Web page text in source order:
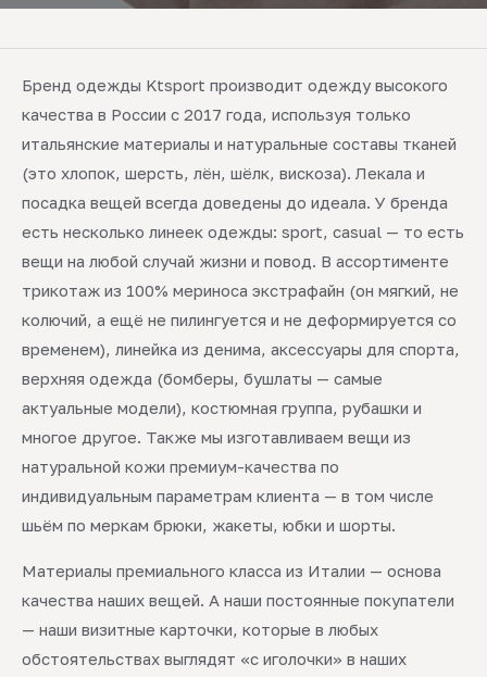
Бренд одежды Ktsport производит одежду высокого
качества в России с 2017 года, используя только
итальянские материалы и натуральные составы тканей
(это хлопок, шерсть, лён, шёлк, вискоза). Лекала и
посадка вещей всегда доведены до идеала. У бренда
есть несколько линеек одежды: sport, casual — то есть
вещи на любой случай жизни и повод. В ассортименте
трикотаж из 100% мериноса экстрафайн (он мягкий, не
колючий, а ещё не пилингуется и не деформируется со
временем), линейка из денима, аксессуары для спорта,
верхняя одежда (бомберы, бушлаты — самые
актуальные модели), костюмная группа, рубашки и
многое другое. Также мы изготавливаем вещи из
натуральной кожи премиум-качества по
индивидуальным параметрам клиента — в том числе
шьём по меркам брюки, жакеты, юбки и шорты.
Материалы премиального класса из Италии — основа
качества наших вещей. А наши постоянные покупатели
— наши визитные карточки, которые в любых
обстоятельствах выглядят «с иголочки» в наших